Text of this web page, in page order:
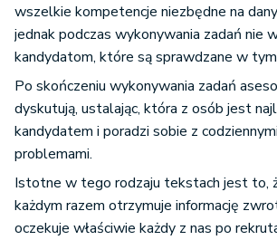
wszelkie kompetencje niezbędne na
jednak podczas wykonywania zadań nie
kandydatom, które są sprawdzane w
Po skończeniu wykonywania zadań
dyskutują, ustalając, która z osób jest
kandydatem i poradzi sobie z
problemami.
Istotne w tego rodzaju tekstach jest to,
każdym razem otrzymuje informację
oczekuje właściwie każdy z nas po